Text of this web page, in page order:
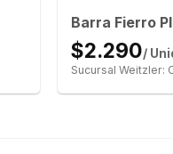
Barra Fierro
$2.290/
Sucursal Weitzler: